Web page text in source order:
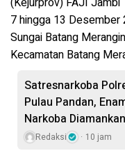
7 hingga 13 Desember
Sungai Batang
Kecamatan Batang
Satresnarkoba
Pulau Pandan,
Narkoba Diamankan
Redaksi 10 jam